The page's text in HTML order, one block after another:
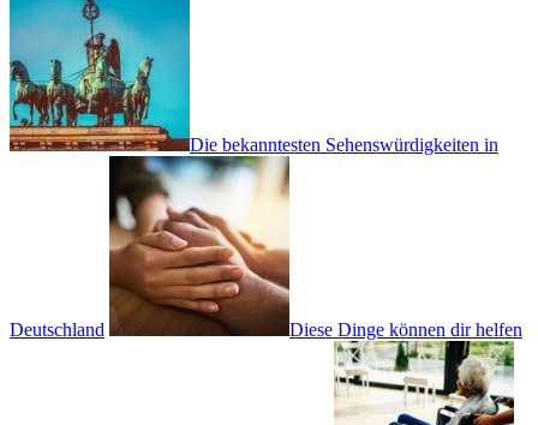
Die bekanntesten Sehenswürdigkeiten in
Deutschland Diese Dinge können dir helfen